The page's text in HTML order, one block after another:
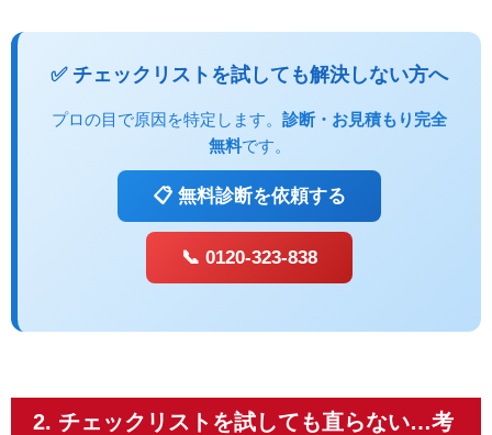
✅ チェックリストを試しても解決しない方へ
プロの目で原因を特定します。 診断・お見積もり完全
無料です。
📋 無料診断を依頼する
📞 0120-323-838
2. チェックリストを試しても直らない…考